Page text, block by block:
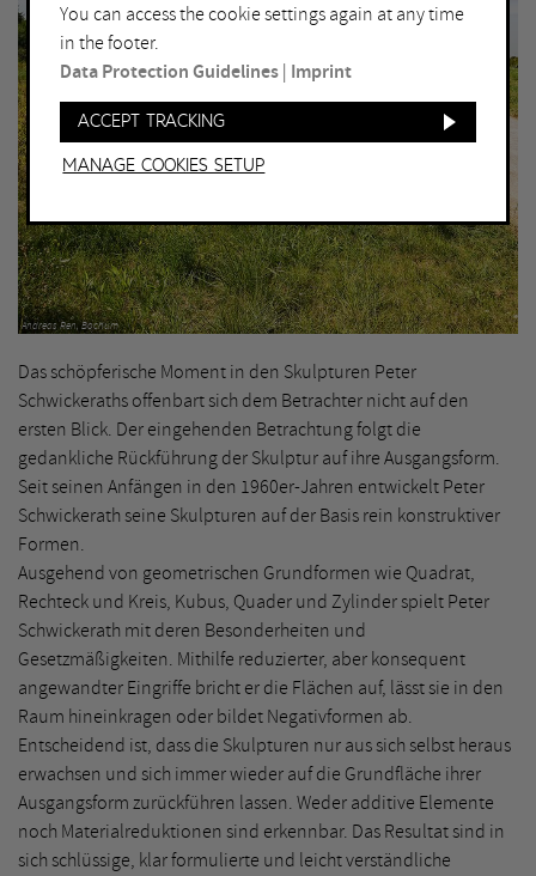
Andreas Ren, Bochum
Das schöpferische Moment in den Skulpturen Peter
Schwickeraths offenbart sich dem Betrachter nicht auf den
ersten Blick. Der eingehenden Betrachtung folgt die
gedankliche Rückführung der Skulptur auf ihre Ausgangsform.
Seit seinen Anfängen in den 1960er-Jahren entwickelt Peter
Schwickerath seine Skulpturen auf der Basis rein konstruktiver
Formen.
Ausgehend von geometrischen Grundformen wie Quadrat,
Rechteck und Kreis, Kubus, Quader und Zylinder spielt Peter
Schwickerath mit deren Besonderheiten und
Gesetzmäßigkeiten. Mithilfe reduzierter, aber konsequent
angewandter Eingriffe bricht er die Flächen auf, lässt sie in den
Raum hineinkragen oder bildet Negativformen ab.
Entscheidend ist, dass die Skulpturen nur aus sich selbst heraus
erwachsen und sich immer wieder auf die Grundfläche ihrer
Ausgangsform zurückführen lassen. Weder additive Elemente
noch Materialreduktionen sind erkennbar. Das Resultat sind in
sich schlüssige, klar formulierte und leicht verständliche
You can access the cookie settings again at any time
in the footer.
Data Protection Guidelines Imprint
Accept tracking
Manage Cookies setup